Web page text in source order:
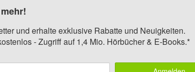
und erhalte exklusive Rabatte und Neuigkeiten.
- Zugriff auf 1,4 Mio. Hörbücher & E-Books.*